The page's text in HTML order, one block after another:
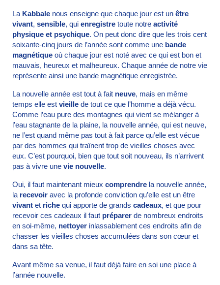
La Kabbale nous enseigne que chaque jour est un être
vivant, sensible, qui enregistre toute notre activité
physique et psychique. On peut donc dire que les trois cent
soixante-cinq jours de l’année sont comme une bande
magnétique où chaque jour est noté avec ce qui est bon et
mauvais, heureux et malheureux. Chaque année de notre vie
représente ainsi une bande magnétique enregistrée.
La nouvelle année est tout à fait neuve, mais en même
temps elle est vieille de tout ce que l’homme a déjà vécu.
Comme l’eau pure des montagnes qui vient se mélanger à
l’eau stagnante de la plaine, la nouvelle année, qui est neuve,
ne l’est quand même pas tout à fait parce qu’elle est vécue
par des hommes qui traînent trop de vieilles choses avec
eux. C’est pourquoi, bien que tout soit nouveau, ils n’arrivent
pas à vivre une vie nouvelle.
Oui, il faut maintenant mieux comprendre la nouvelle année,
la recevoir avec la profonde conviction qu’elle est un être
vivant et riche qui apporte de grands cadeaux, et que pour
recevoir ces cadeaux il faut préparer de nombreux endroits
en soi-même, nettoyer inlassablement ces endroits afin de
chasser les vieilles choses accumulées dans son cœur et
dans sa tête.
Avant même sa venue, il faut déjà faire en soi une place à
l’année nouvelle.